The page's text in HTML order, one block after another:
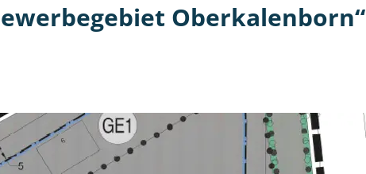
Oberkalenborn“